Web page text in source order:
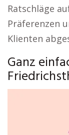
Ratschläge
Präferenzen
Klienten
Ganz